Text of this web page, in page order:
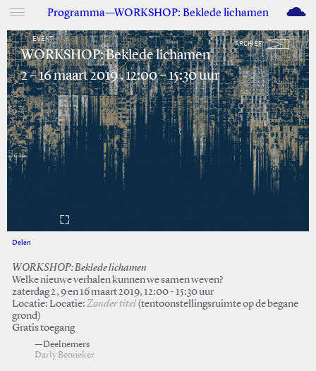
Programma—WORKSHOP: Beklede lichamen M
EVENT
ARCHIEF
WORKSHOP: Beklede lichamen
2 – 16 maart 2019 , 12:00 – 15:30 uur
Delen
WORKSHOP: Beklede lichamen
Welke nieuwe verhalen kunnen we samen weven?
zaterdag 2, 9 en 16 maart 2019, 12:00 - 15:30 uur
Locatie: Locatie: Zonder titel (tentoonstellingsruimte op de begane
grond)
Gratis toegang
—Deelnemers
Darly Benneker